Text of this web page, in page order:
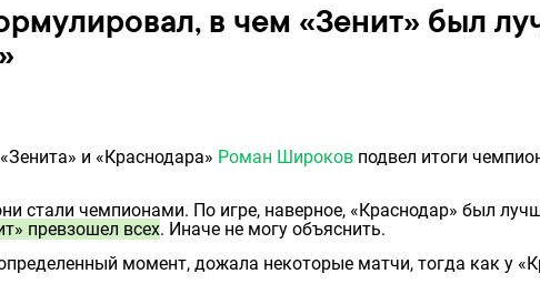
в чем «Зенит» был
и «Краснодара» Роман Широков подвел итоги
стали чемпионами. По игре, наверное, «Краснодар» был
превзошел всех. Иначе не могу объяснить.
момент, дожала некоторые матчи, тогда как у